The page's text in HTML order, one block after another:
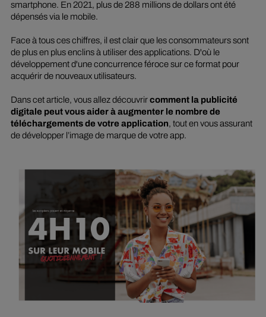
smartphone. En 2021, plus de 288 millions de dollars ont été
dépensés via le mobile.
Face à tous ces chiffres, il est clair que les consommateurs sont
de plus en plus enclins à utiliser des applications. D'où le
développement d'une concurrence féroce sur ce format pour
acquérir de nouveaux utilisateurs.
Dans cet article, vous allez découvrircomment la publicité
digitale peut vous aider à augmenter le nombre de
téléchargements de votre application, tout en vous assurant
de développer l’image de marque de votre app.